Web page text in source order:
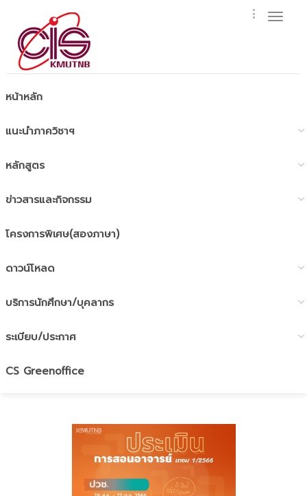
หน้าหลัก
แนะนำภาควิชาฯ
หลักสูตร
ข่าวสารและกิจกรรม
โครงการพิเศษ(สองภาษา)
ดาวน์โหลด
บริการนักศึกษา/บุคลากร
ระเบียบ/ประกาศ
CS Greenoffice